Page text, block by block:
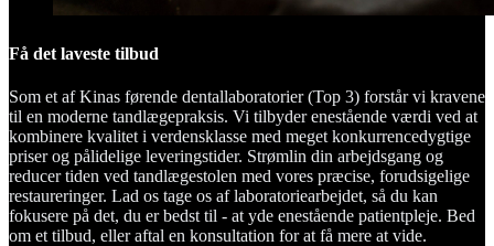
Få det laveste tilbud
Som et af Kinas førende dentallaboratorier (Top 3) forstår vi kravene
til en moderne tandlægepraksis. Vi tilbyder enestående værdi ved at
kombinere kvalitet i verdensklasse med meget konkurrencedygtige
priser og pålidelige leveringstider. Strømlin din arbejdsgang og
reducer tiden ved tandlægestolen med vores præcise, forudsigelige
restaureringer. Lad os tage os af laboratoriearbejdet, så du kan
fokusere på det, du er bedst til - at yde enestående patientpleje. Bed
om et tilbud, eller aftal en konsultation for at få mere at vide.